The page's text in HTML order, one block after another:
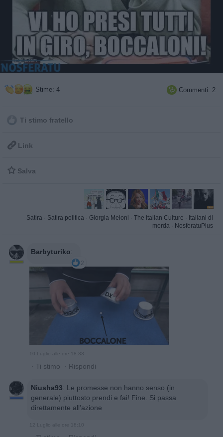
Stime: 4  Commenti: 2
Ti stimo fratello
 Link
 Salva
Satira · Satira politica · Giorgia Meloni · The Italian Culture · Italiani di
merda · NosferatuPlus
Barbyturiko:
2
· Ti stimo · Rispondi
Niusha93: Le promesse non hanno senso (in
generale) piuttosto prendi e fai! Fine. Si passa
direttamente all'azione